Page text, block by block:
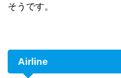
そうです。
Airline